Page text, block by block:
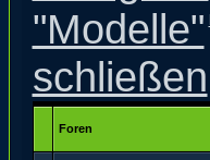
Foren